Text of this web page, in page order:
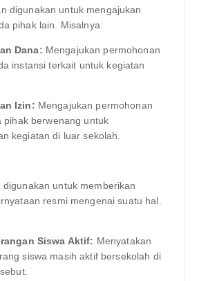
digunakan untuk mengajukan
pihak lain. Misalnya:
Dana: Mengajukan permohonan
instansi terkait untuk kegiatan
Izin: Mengajukan permohonan
pihak berwenang untuk
kegiatan di luar sekolah.
digunakan untuk memberikan
resmi mengenai suatu hal.
Siswa Aktif: Menyatakan
siswa masih aktif bersekolah di